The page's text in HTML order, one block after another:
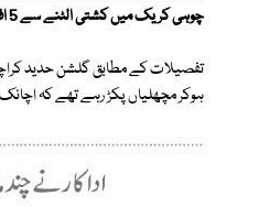
چوہی کریک میں کشتی الٹنے سے 5 افراد ڈوب گئے، 2 جاں بحق، 3 کو بچالیا گیا۔
تفصیلات کے مطابق گلشن حدید
ہوکر مچھلیاں پکڑ رہے تھے کہ